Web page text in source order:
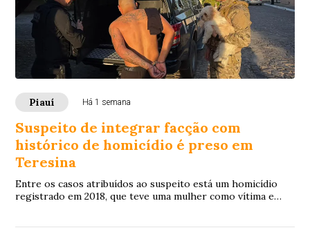
Piauí Há 1 semana
Suspeito de integrar facção com
histórico de homicídio é preso em
Teresina
Entre os casos atribuídos ao suspeito está um homicídio
registrado em 2018, que teve uma mulher como vítima e